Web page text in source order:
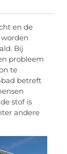
en de
Bij
probleem
te
betreft
stof is
andere